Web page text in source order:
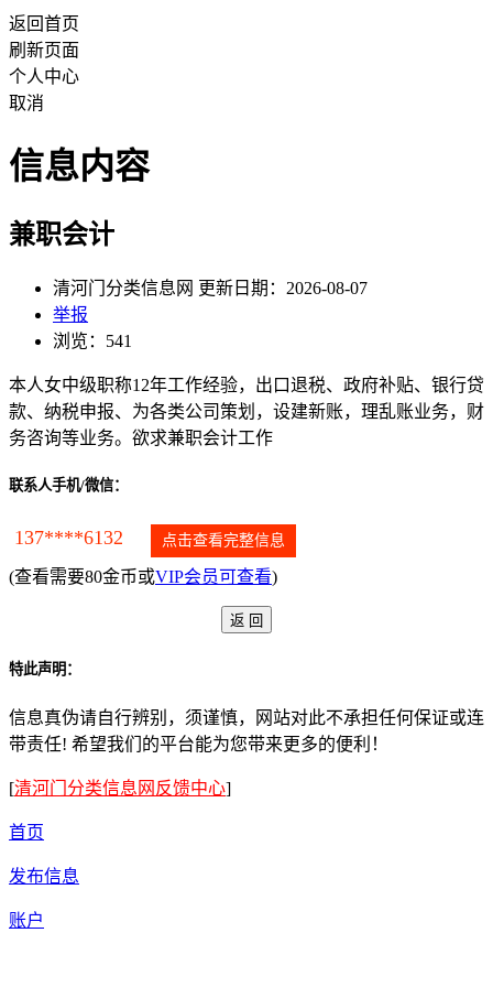
返回首页
刷新页面
个人中心
取消
信息内容
兼职会计
清河门分类信息网 更新日期：2026-08-07
举报
浏览：541
本人女中级职称12年工作经验，出口退税、政府补贴、银行贷
款、纳税申报、为各类公司策划，设建新账，理乱账业务，财
务咨询等业务。欲求兼职会计工作
联系人手机/微信：
137****6132 点击查看完整信息
(查看需要80金币或VIP会员可查看)
特此声明：
信息真伪请自行辨别，须谨慎，网站对此不承担任何保证或连
带责任! 希望我们的平台能为您带来更多的便利！
[清河门分类信息网反馈中心]
首页
发布信息
账户